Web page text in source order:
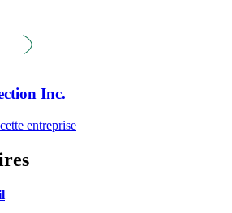
Inc.
entreprise